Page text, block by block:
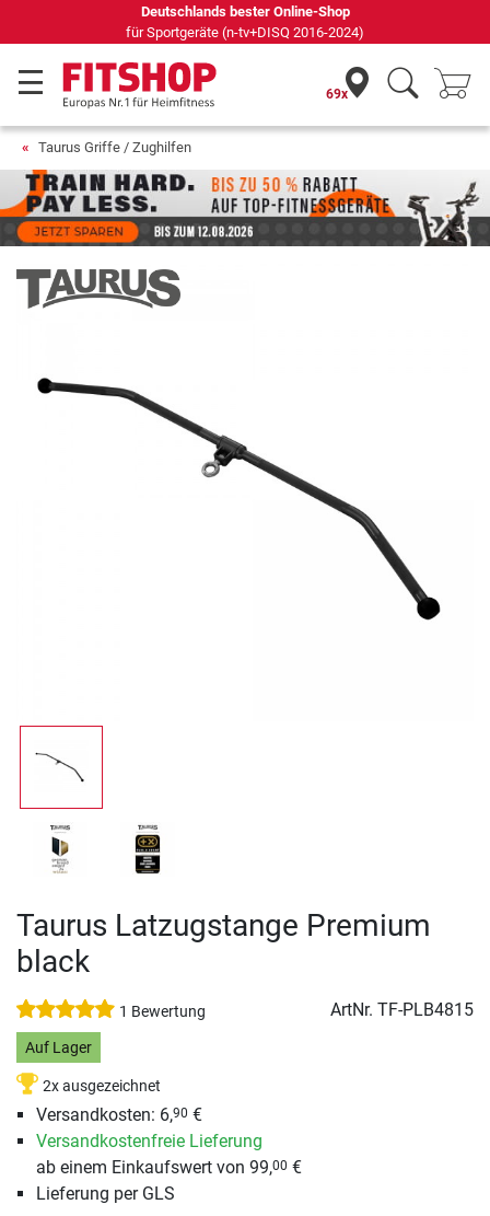
69 Fachmärkte vor Ort mit 75 eigenen Servicetechnikern
69x
Taurus Griffe / Zughilfen
Taurus Latzugstange Premium
black
1 Bewertung ArtNr. TF-PLB4815
Auf Lager
2x ausgezeichnet
Versandkosten: 6,90 €
Versandkostenfreie Lieferung
ab einem Einkaufswert von 99,00 €
Lieferung per GLS